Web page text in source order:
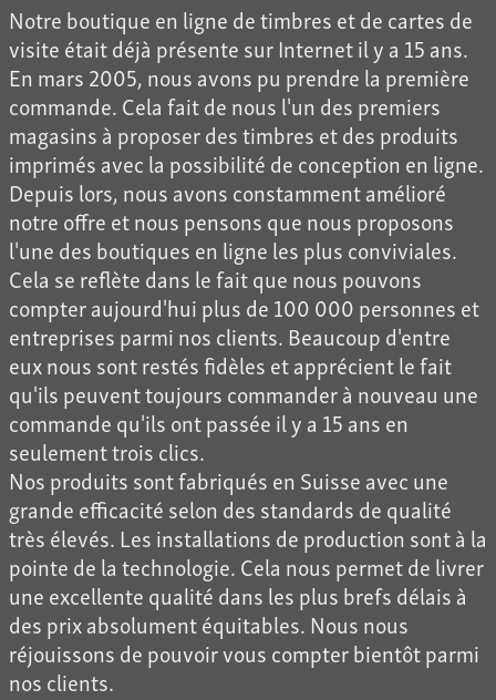
Notre boutique en ligne de timbres et de cartes de
visite était déjà présente sur Internet il y a 15 ans.
En mars 2005, nous avons pu prendre la première
commande. Cela fait de nous l'un des premiers
magasins à proposer des timbres et des produits
imprimés avec la possibilité de conception en ligne.
Depuis lors, nous avons constamment amélioré
notre offre et nous pensons que nous proposons
l'une des boutiques en ligne les plus conviviales.
Cela se reflète dans le fait que nous pouvons
compter aujourd'hui plus de 100 000 personnes et
entreprises parmi nos clients. Beaucoup d'entre
eux nous sont restés fidèles et apprécient le fait
qu'ils peuvent toujours commander à nouveau une
commande qu'ils ont passée il y a 15 ans en
seulement trois clics.
Nos produits sont fabriqués en Suisse avec une
grande efficacité selon des standards de qualité
très élevés. Les installations de production sont à la
pointe de la technologie. Cela nous permet de livrer
une excellente qualité dans les plus brefs délais à
des prix absolument équitables. Nous nous
réjouissons de pouvoir vous compter bientôt parmi
nos clients.